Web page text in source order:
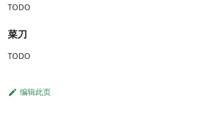
TODO
菜刀
TODO
编辑此页